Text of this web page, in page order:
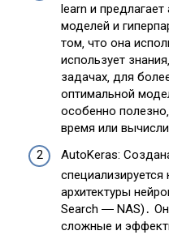
learn и
моделей и
том‚ что она
использует
задачах‚ для
оптимальной
особенно
время или
AutoKeras:
архитектуры
Search ― NAS)․
сложные и